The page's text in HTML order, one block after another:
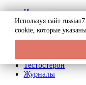
История
Биография
Криминал
Реклама на сайте
Тестостерон
Журналы
Используя сайт
cookie, которые